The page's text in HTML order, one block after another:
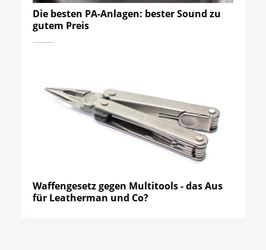
Die besten PA-Anlagen: bester Sound zu
gutem Preis
Waffengesetz gegen Multitools - das Aus
für Leatherman und Co?